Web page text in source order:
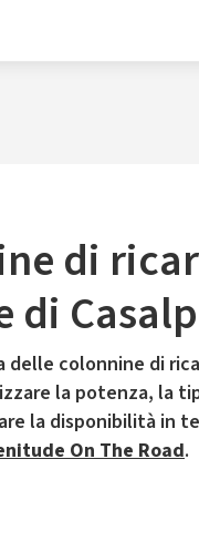
di
di
delle colonnine di
la potenza, la
la disponibilità in
On The Road.